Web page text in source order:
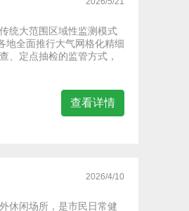
统大范围区域性监测模式
地全面推行大气网格化精细
、定点抽检的监管方式，
查看详情
2026/4/10
休闲场所，是市民日常健